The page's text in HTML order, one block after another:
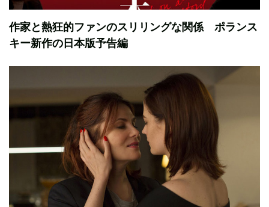
作家と熱狂的ファンのスリリングな関係 ポランス
キー新作の日本版予告編